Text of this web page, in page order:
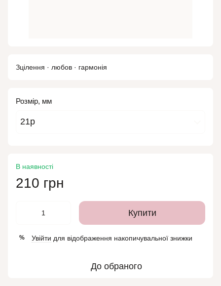
Зцілення · любов · гармонія
Розмір, мм
21р
В наявності
210 грн
Купити
% Увійти для відображення накопичувальної знижки
До обраного